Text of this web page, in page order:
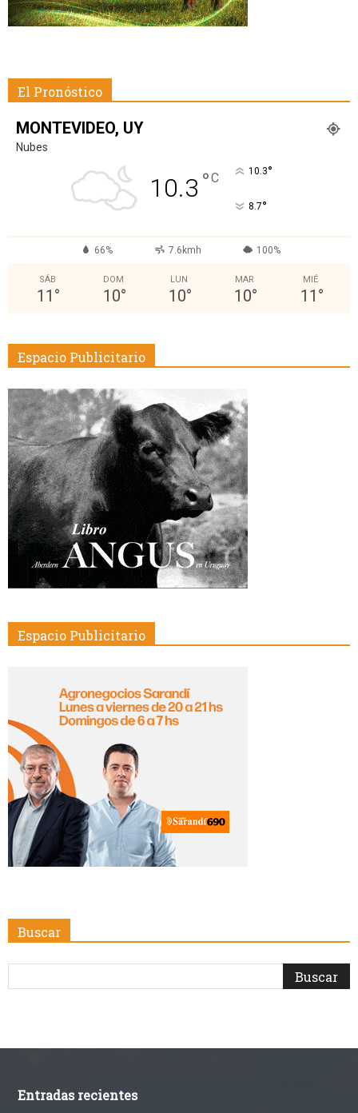
El Pronóstico
MONTEVIDEO, UY
Nubes
10.3 °C 10.3°
8.7°
66% 7.6kmh 100%
SÁB
11 °
DOM
10°
LUN
10°
MAR
10°
MIÉ
11 °
Espacio Publicitario
Espacio Publicitario
Buscar
Entradas recientes